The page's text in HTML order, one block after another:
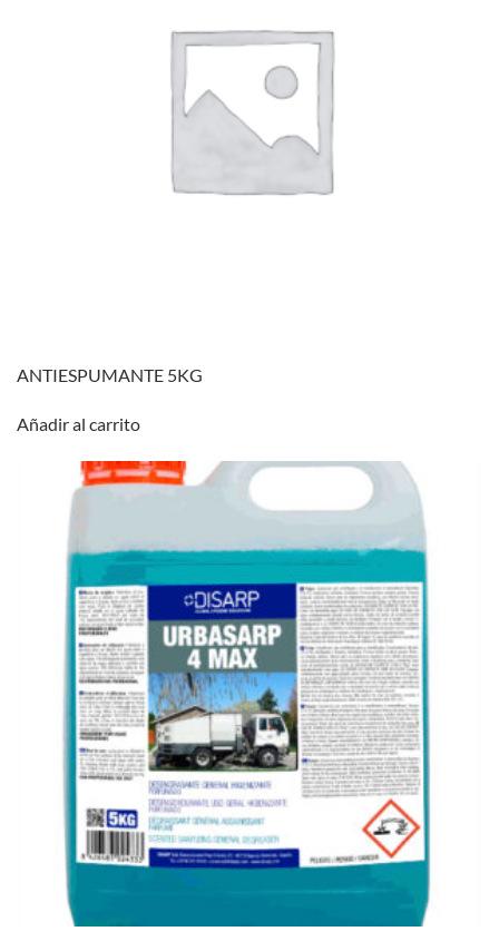
ANTIESPUMANTE 5KG
Añadir al carrito